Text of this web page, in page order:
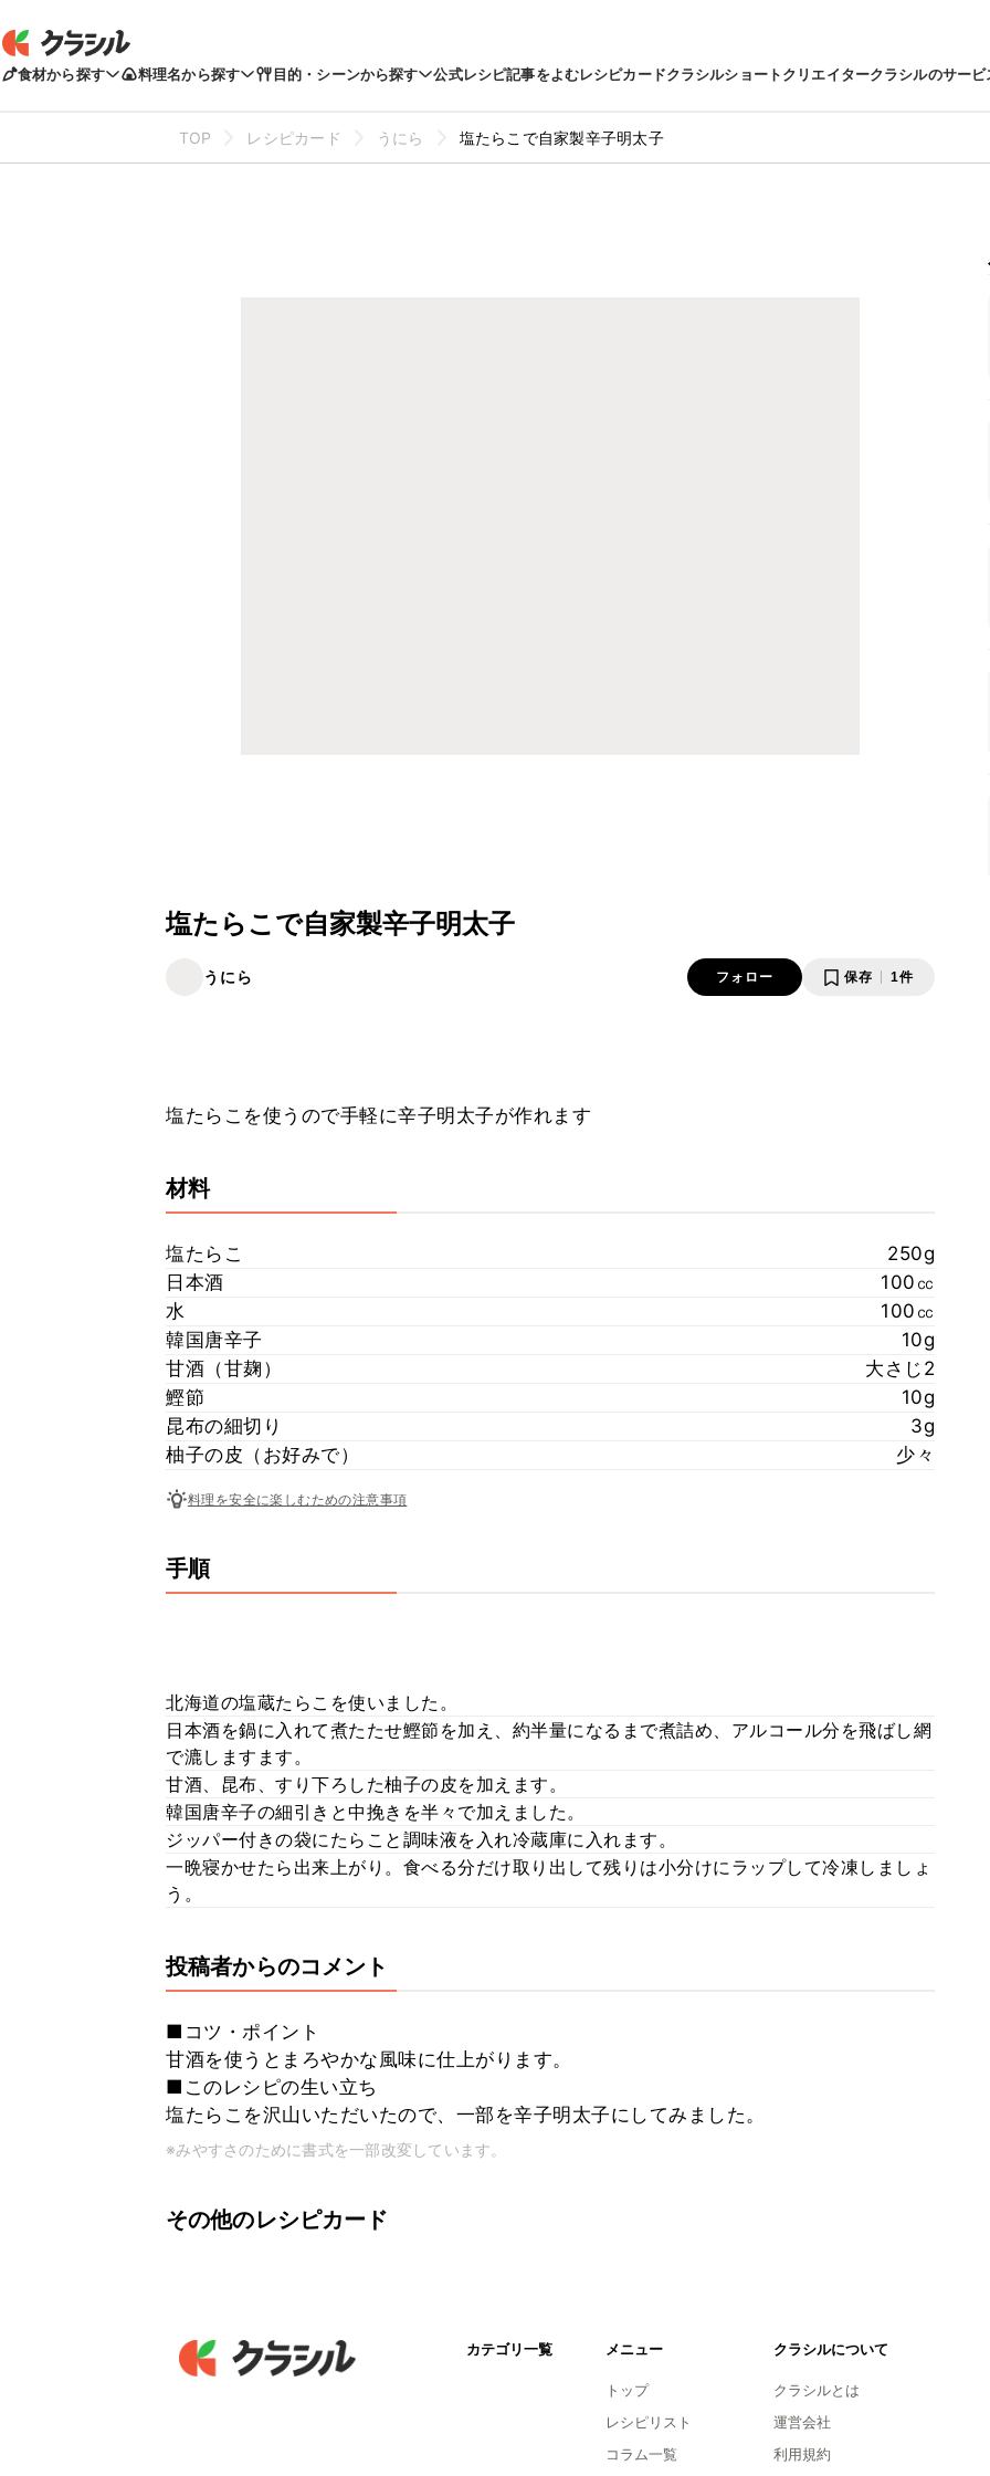
食材から探す 料理名から探す 目的・シーンから探す 公式レシピ記事をよむレシピカードクラシルショートクリエイタークラシルのサービ
TOP レシピカード うにら 塩たらこで自家製辛子明太子
塩たらこで自家製辛子明太子
うにら フォロー 保存 1件
塩たらこを使うので手軽に辛子明太子が作れます
材料
塩たらこ
250g
日本酒
100㏄
水
100㏄
韓国唐辛子
10g
甘酒（甘麹）
大さじ2
鰹節
10g
昆布の細切り
3g
柚子の皮（お好みで）
少々
料理を安全に楽しむための注意事項
手順
北海道の塩蔵たらこを使いました。
日本酒を鍋に入れて煮たたせ鰹節を加え、約半量になるまで煮詰め、アルコール分を飛ばし網
で漉しますます。
甘酒、昆布、すり下ろした柚子の皮を加えます。
韓国唐辛子の細引きと中挽きを半々で加えました。
ジッパー付きの袋にたらこと調味液を入れ冷蔵庫に入れます。
一晩寝かせたら出来上がり。食べる分だけ取り出して残りは小分けにラップして冷凍しましょ
う。
投稿者からのコメント
■コツ・ポイント
甘酒を使うとまろやかな風味に仕上がります。
■このレシピの生い立ち
塩たらこを沢山いただいたので、一部を辛子明太子にしてみました。
※みやすさのために書式を一部改変しています。
その他のレシピカード
カテゴリ一覧 メニュー
トップ
レシピリスト
コラム一覧
クラシルについて
クラシルとは
運営会社
利用規約